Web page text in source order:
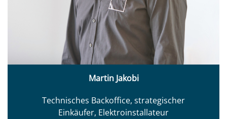
Martin Jakobi
Technisches Backoffice, strategischer
Einkäufer, Elektroinstallateur